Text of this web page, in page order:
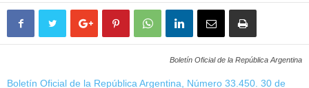
Boletín Oficial de la República Argentina
Boletín Oficial de la República Argentina, Número 33.450. 30 de